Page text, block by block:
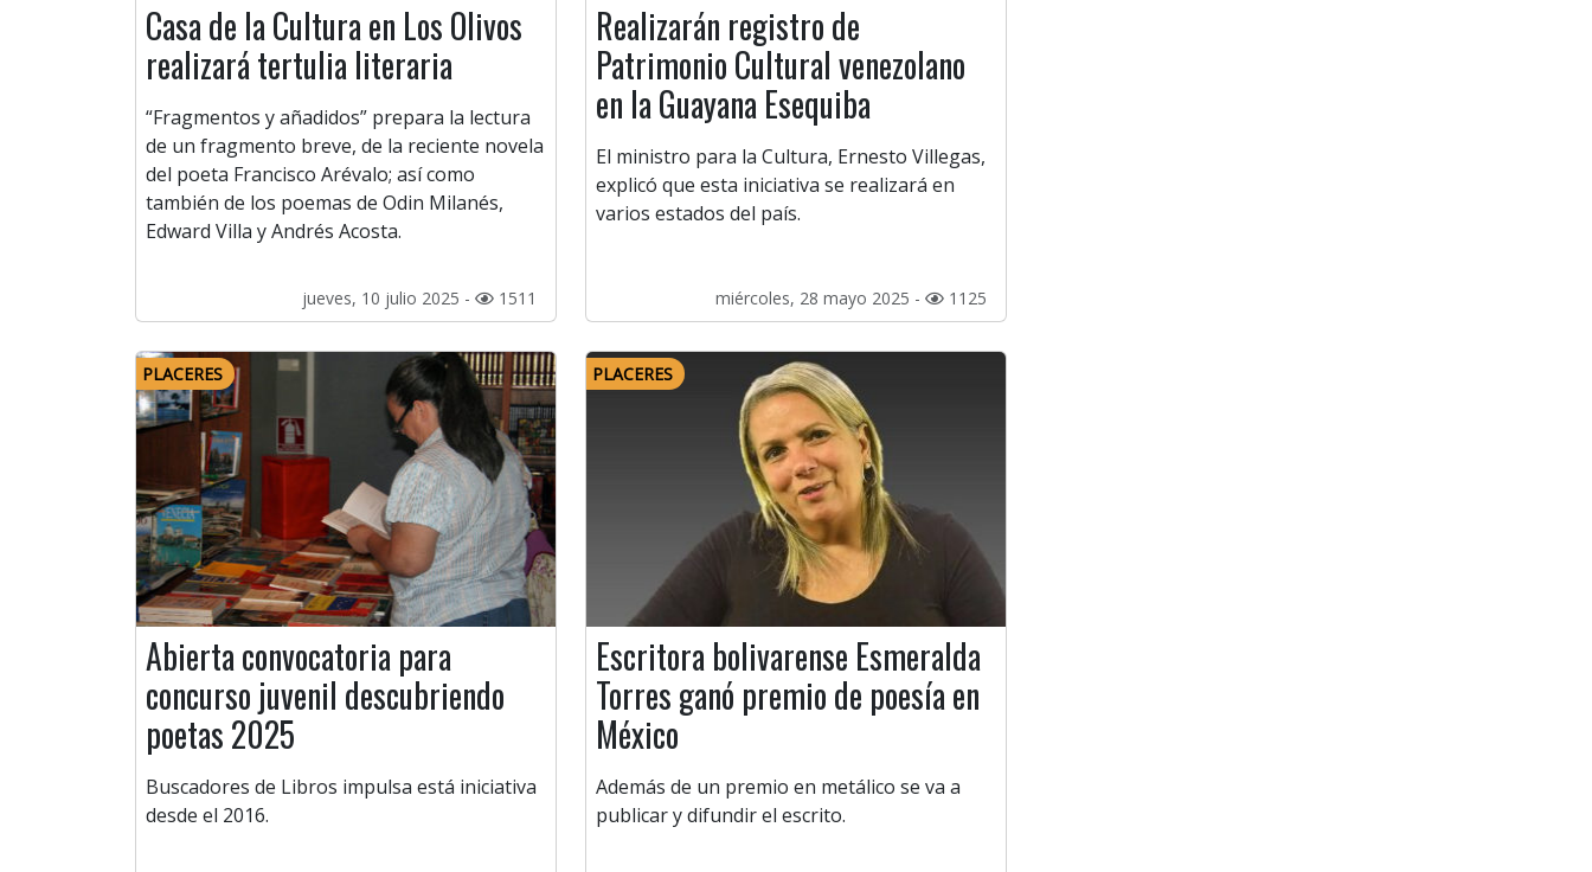
Casa de la Cultura en Los Olivos
realizará tertulia literaria
“Fragmentos y añadidos” prepara la lectura
de un fragmento breve, de la reciente novela
del poeta Francisco Arévalo; así como
también de los poemas de Odin Milanés,
Edward Villa y Andrés Acosta.
jueves, 10 julio 2025 - 1511
Realizarán registro de
Patrimonio Cultural venezolano
en la Guayana Esequiba
El ministro para la Cultura, Ernesto Villegas,
explicó que esta iniciativa se realizará en
varios estados del país.
miércoles, 28 mayo 2025 - 1125
PLACERES
Abierta convocatoria para
concurso juvenil descubriendo
poetas 2025
Buscadores de Libros impulsa está iniciativa
desde el 2016.
PLACERES
Escritora bolivarense Esmeralda
Torres ganó premio de poesía en
México
Además de un premio en metálico se va a
publicar y difundir el escrito.